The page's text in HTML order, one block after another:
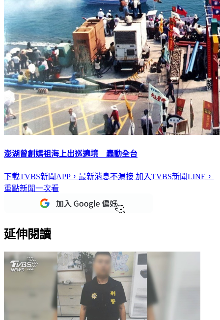
澎湖曾創媽祖海上出巡遶境 轟動全台
下載TVBS新聞APP，最新消息不漏接 加入TVBS新聞LINE，
重點新聞一次看
延伸閱讀